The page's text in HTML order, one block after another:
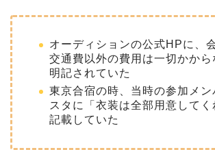
オーディションの公式HPに、
交通費以外の費用は一切かから
明記されていた
東京合宿の時、当時の参加メン
スタに「衣装は全部用意してく
記載していた